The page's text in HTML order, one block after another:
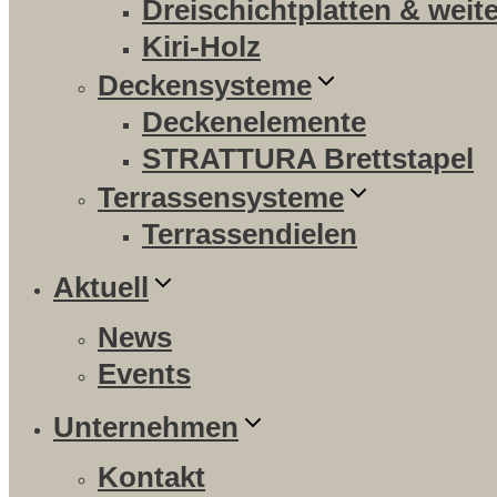
Dreischichtplatten &
Kiri-Holz
Deckensysteme
Deckenelemente
STRATTURA Brettstapel
Terrassensysteme
Terrassendielen
Aktuell
News
Events
Unternehmen
Kontakt